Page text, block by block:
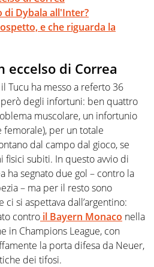
di Dybala all'Inter?
e che riguarda la
di Correa
Tucu ha messo a referto 36
degli infortuni: ben quattro
muscolare, un infortunio
per un totale
dal campo dal gioco, se
subiti. In questo avvio di
ha segnato due gol – contro la
– ma per il resto sono
si aspettava dall’argentino:
contro il Bayern Monaco nella
in Champions League, con
la porta difesa da Neuer,
dei tifosi.